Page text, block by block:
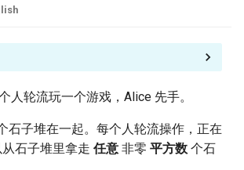
人轮流玩一个游戏，Alice 先手。
石子堆在一起。每个人轮流操作，正在
石子堆里拿走 任意 非零 平方数 个石